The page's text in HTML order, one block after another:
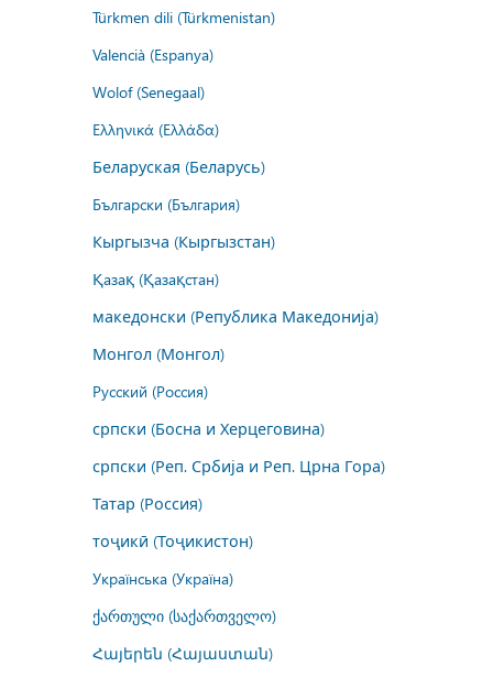
Türkmen dili (Türkmenistan)
Valencià (Espanya)
Wolof (Senegaal)
Ελληνικά (Ελλάδα)
Беларуская (Беларусь)
Български (България)
Кыргызча (Кыргызстан)
Қазақ (Қазақстан)
македонски (Република Македонија)
Монгол (Монгол)
Русский (Россия)
српски (Босна и Херцеговина)
српски (Реп. Србија и Реп. Црна Гора)
Татар (Россия)
тоҷикӣ (Тоҷикистон)
Українська (Україна)
ქართული (საქართველო)
Հայերեն (Հայաստան)